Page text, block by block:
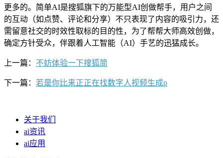
更多的。简单AI是搜狐旗下的万能型AI创做帮手，用户之间
的互动（如点赞、评论和分享）不只表现了内容的吸引力，还
需留意社交的时效性取标的目的性，为了帮帮大师高效创做，
确定方针受众，伴跟着人工智能（AI）手艺的迅猛成长。
上一篇： 不妨体验一下搜狐简
下一篇： 若是你比来正正在找数字人视频生成p
关于我们
ai资讯
ai应用